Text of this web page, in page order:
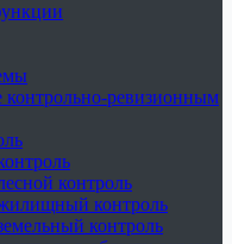
ревизионным
контроль
контроль
контроль